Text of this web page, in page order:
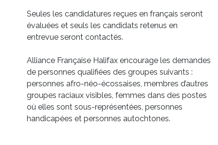
Seules les candidatures reçues en français seront
évaluées et seuls les candidats retenus en
entrevue seront contactés.
Alliance Française Halifax encourage les demandes
de personnes qualifiées des groupes suivants :
personnes afro-néo-écossaises, membres d’autres
groupes raciaux visibles, femmes dans des postes
où elles sont sous-représentées, personnes
handicapées et personnes autochtones.